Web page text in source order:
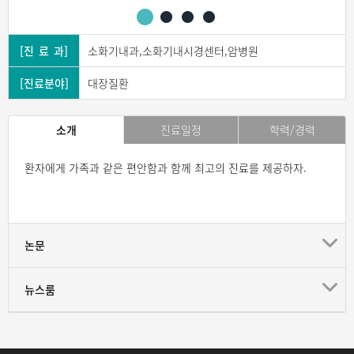
[진 료 과] 소화기내과,소화기내시경센터,암병원
[진료분야] 대장질환
소개 진료일정 학력/경력
환자에게 가족과 같은 편안함과 함께 최고의 진료를 제공하자.
논문
뉴스룸